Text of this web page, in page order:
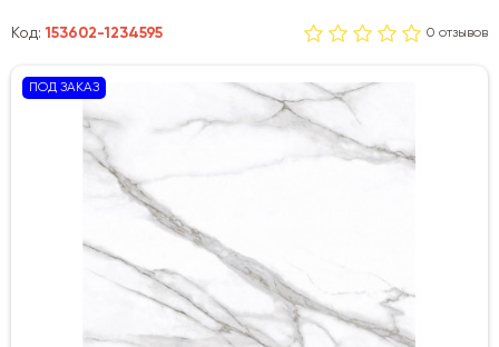
Код:153602-1234595 0 отзывов
ПОД ЗАКАЗ